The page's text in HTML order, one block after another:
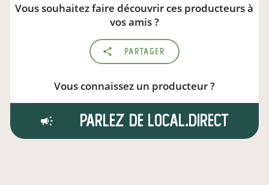
Vous souhaitez faire découvrir ces producteurs à
vos amis ?
Partager
Vous connaissez un producteur ?
Parlez de local.direct